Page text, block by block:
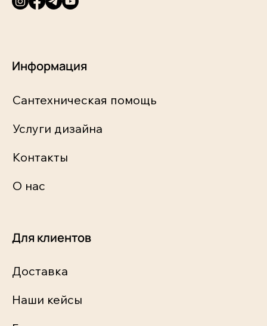
Информация
Сантехническая помощь
Услуги дизайна
Контакты
О нас
Для клиентов
Доставка
Наши кейсы